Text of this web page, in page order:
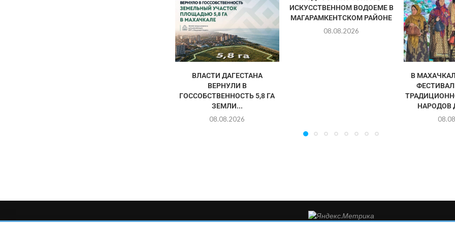
ВЛАСТИ ДАГЕСТАНА
ВЕРНУЛИ В
ГОССОБСТВЕННОСТЬ 5,8 ГА
ЗЕМЛИ...
08.08.2026
ИСКУССТВЕННОМ ВОДОЕМЕ В
МАГАРАМКЕНТСКОМ РАЙОНЕ
08.08.2026
В
НАРОДОВ